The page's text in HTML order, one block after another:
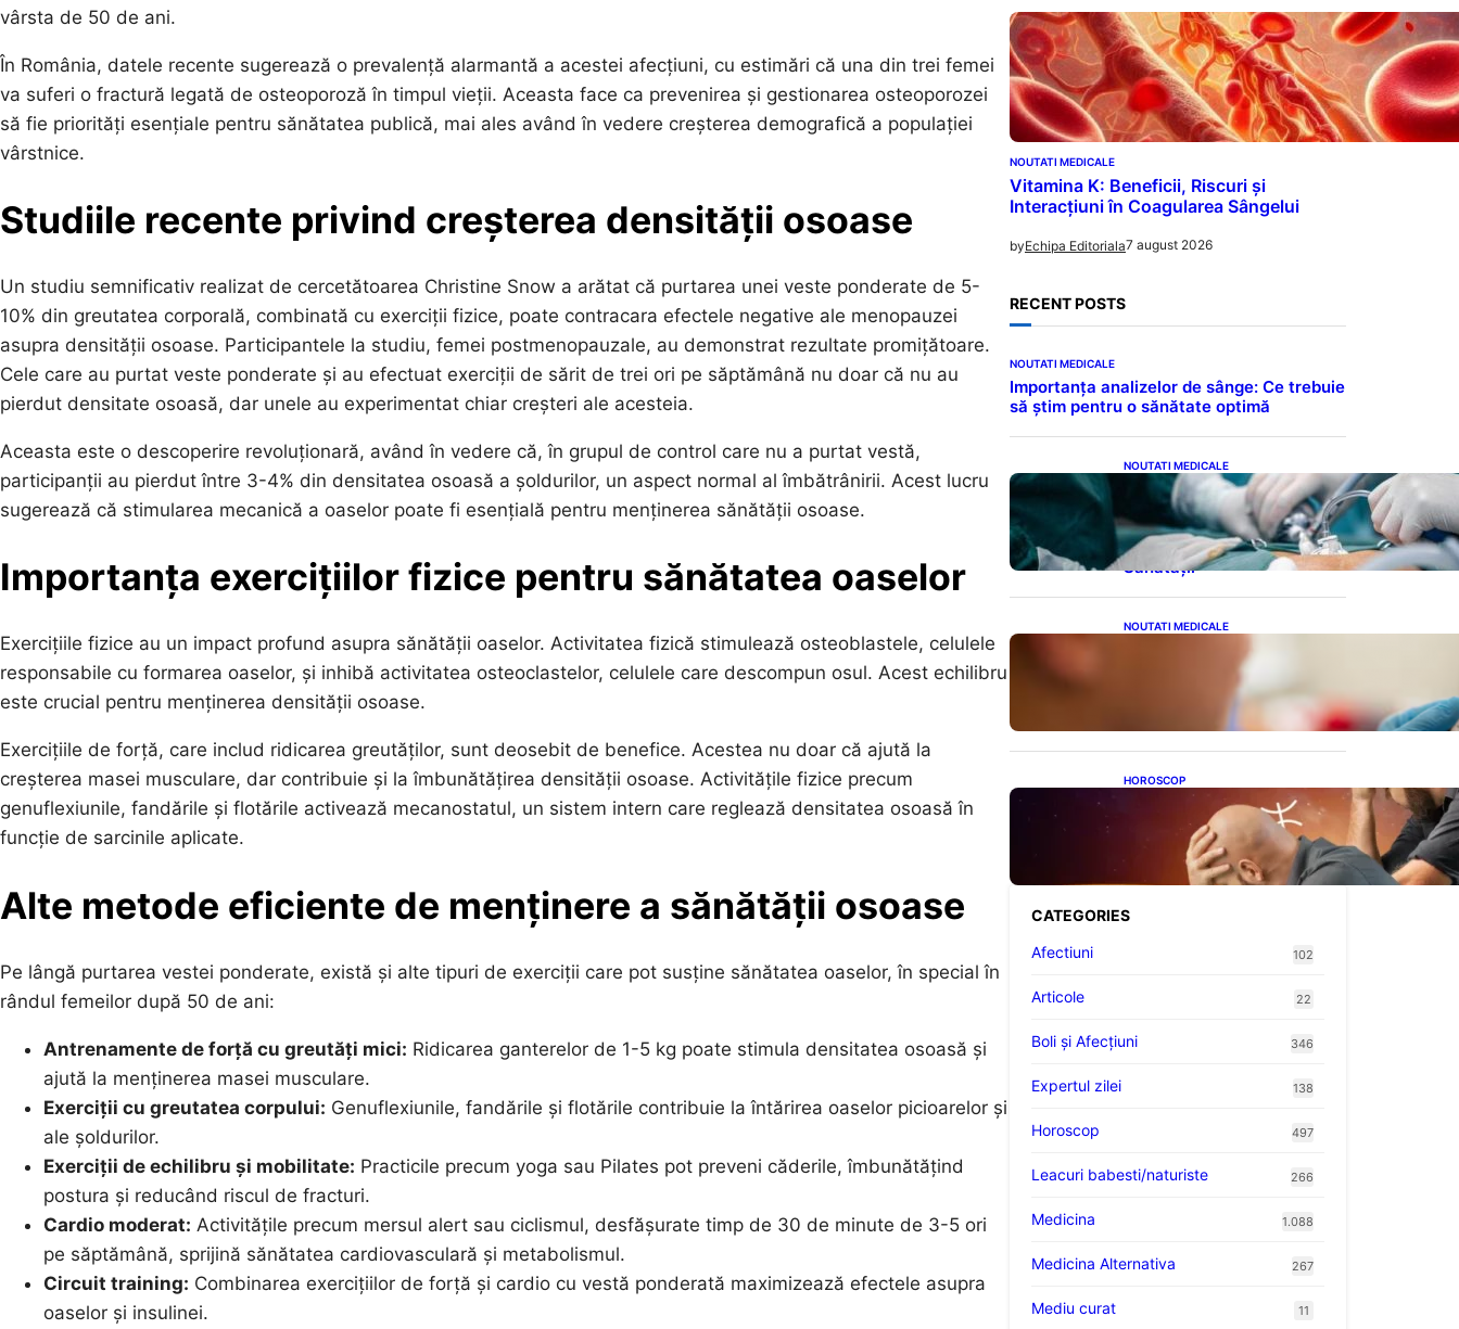
vârsta de 50 de ani.
În România, datele recente sugerează o prevalență alarmantă a acestei afecțiuni, cu estimări că una din trei femei
va suferi o fractură legată de osteoporoză în timpul vieții. Aceasta face ca prevenirea și gestionarea osteoporozei
să fie priorități esențiale pentru sănătatea publică, mai ales având în vedere creșterea demografică a populației
vârstnice.
Studiile recente privind creșterea densității osoase
Un studiu semnificativ realizat de cercetătoarea Christine Snow a arătat că purtarea unei veste ponderate de 5-
10% din greutatea corporală, combinată cu exerciții fizice, poate contracara efectele negative ale menopauzei
asupra densității osoase. Participantele la studiu, femei postmenopauzale, au demonstrat rezultate promițătoare.
Cele care au purtat veste ponderate și au efectuat exerciții de sărit de trei ori pe săptămână nu doar că nu au
pierdut densitate osoasă, dar unele au experimentat chiar creșteri ale acesteia.
Aceasta este o descoperire revoluționară, având în vedere că, în grupul de control care nu a purtat vestă,
participanții au pierdut între 3-4% din densitatea osoasă a șoldurilor, un aspect normal al îmbătrânirii. Acest lucru
sugerează că stimularea mecanică a oaselor poate fi esențială pentru menținerea sănătății osoase.
Importanța exercițiilor fizice pentru sănătatea oaselor
Exercițiile fizice au un impact profund asupra sănătății oaselor. Activitatea fizică stimulează osteoblastele, celulele
responsabile cu formarea oaselor, și inhibă activitatea osteoclastelor, celulele care descompun osul. Acest echilibru
este crucial pentru menținerea densității osoase.
Exercițiile de forță, care includ ridicarea greutăților, sunt deosebit de benefice. Acestea nu doar că ajută la
creșterea masei musculare, dar contribuie și la îmbunătățirea densității osoase. Activitățile fizice precum
genuflexiunile, fandările și flotările activează mecanostatul, un sistem intern care reglează densitatea osoasă în
funcție de sarcinile aplicate.
Alte metode eficiente de menținere a sănătății osoase
Pe lângă purtarea vestei ponderate, există și alte tipuri de exerciții care pot susține sănătatea oaselor, în special în
rândul femeilor după 50 de ani:
Antrenamente de forță cu greutăți mici: Ridicarea ganterelor de 1-5 kg poate stimula densitatea osoasă și
ajută la menținerea masei musculare.
Exerciții cu greutatea corpului: Genuflexiunile, fandările și flotările contribuie la întărirea oaselor picioarelor și
ale șoldurilor.
Exerciții de echilibru și mobilitate: Practicile precum yoga sau Pilates pot preveni căderile, îmbunătățind
postura și reducând riscul de fracturi.
Cardio moderat: Activitățile precum mersul alert sau ciclismul, desfășurate timp de 30 de minute de 3-5 ori
pe săptămână, sprijină sănătatea cardiovasculară și metabolismul.
Circuit training: Combinarea exercițiilor de forță și cardio cu vestă ponderată maximizează efectele asupra
oaselor și insulinei.
NOUTATI MEDICALE
Vitamina K: Beneficii, Riscuri și
Interacțiuni în Coagularea Sângelui
byEchipa Editoriala7 august 2026
RECENT POSTS
NOUTATI MEDICALE
Importanța analizelor de sânge: Ce trebuie
să știm pentru o sănătate optimă
NOUTATI MEDICALE
Colecistectomia: O Privire
Detaliată Asupra
Intervenției Chirurgicale și
Impactul Său Asupra
Sănătății
NOUTATI MEDICALE
Revoluția Vaccinurilor:
Primul Vaccin Experimental
Împotriva Cancerului de
Colon în Studiu Uman
HOROSCOP
Mituri și Realități: Ce Spun
Astrologii Despre Sufletele
Bătrâne și Lunile de Naștere
CATEGORIES
Afectiuni
102
Articole 22
Boli și Afecțiuni 346
Expertul zilei 138
Horoscop 497
Leacuri babesti/naturiste 266
Medicina 1.088
Medicina Alternativa 267
Mediu curat 11